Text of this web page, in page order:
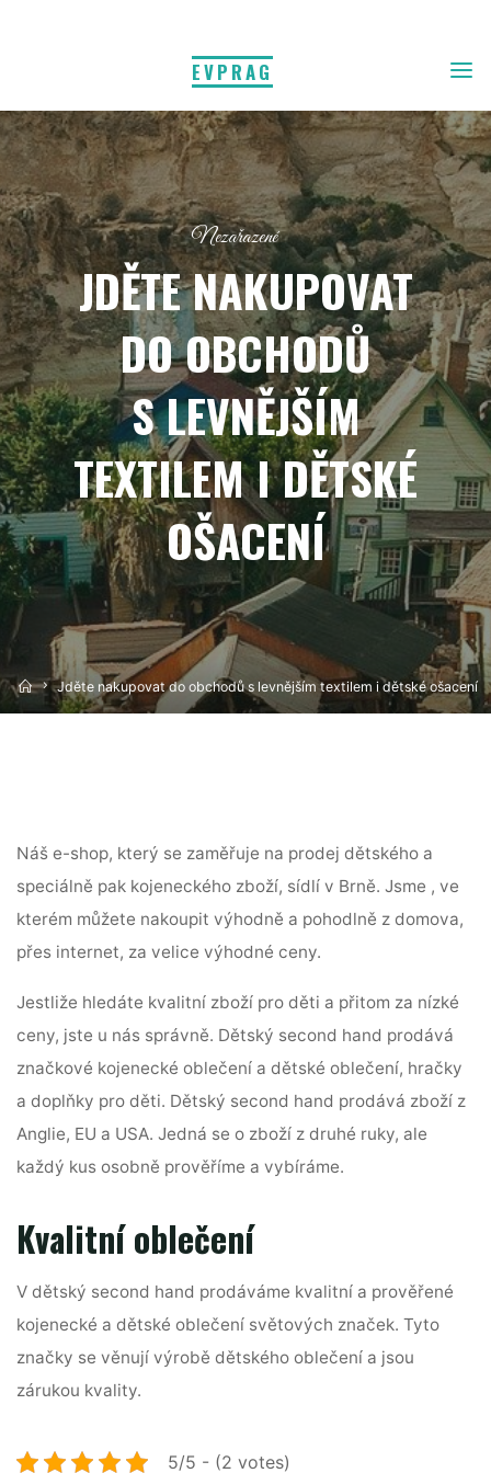
EVPRAG
Nezařazené
JDĚTE NAKUPOVAT
DO OBCHODŮ
S LEVNĚJŠÍM
TEXTILEM I DĚTSKÉ
OŠACENÍ
HomeJděte nakupovat do obchodů s levnějším textilem i dětské ošacení
Náš e-shop, který se zaměřuje na prodej dětského a
speciálně pak kojeneckého zboží, sídlí v Brně. Jsme , ve
kterém můžete nakoupit výhodně a pohodlně z domova,
přes internet, za velice výhodné ceny.
Jestliže hledáte kvalitní zboží pro děti a přitom za nízké
ceny, jste u nás správně. Dětský second hand prodává
značkové kojenecké oblečení a dětské oblečení, hračky
a doplňky pro děti. Dětský second hand prodává zboží z
Anglie, EU a USA. Jedná se o zboží z druhé ruky, ale
každý kus osobně prověříme a vybíráme.
Kvalitní oblečení
Vdětský second hand prodáváme kvalitní a prověřené
kojenecké a dětské oblečení světových značek. Tyto
značky se věnují výrobě dětského oblečení a jsou
zárukou kvality.
5/5 - (2 votes)